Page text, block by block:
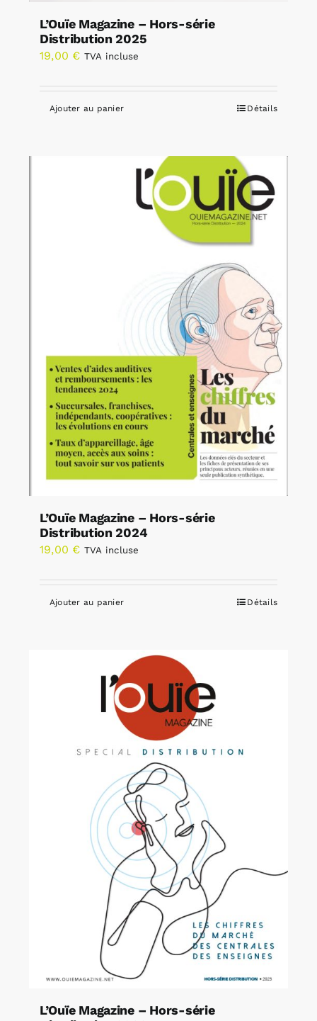
L’Ouïe Magazine – Hors-série
Distribution 2025
19,00 € TVA incluse
Ajouter au panier Détails
L’Ouïe Magazine – Hors-série
Distribution 2024
19,00 € TVA incluse
Ajouter au panier Détails
L’Ouïe Magazine – Hors-série